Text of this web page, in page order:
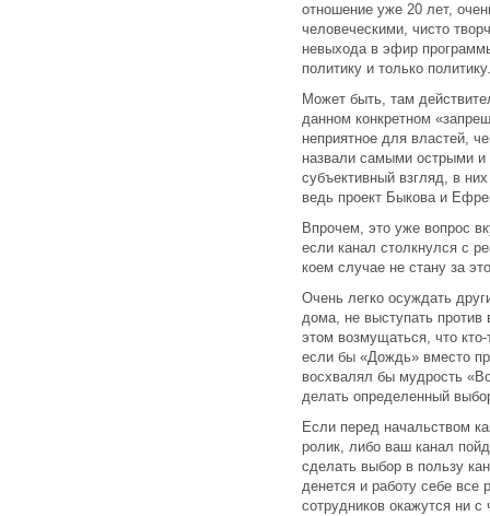
отношение уже 20 лет,
человеческими, чисто
невыхода в эфир
политику и только политику.
Может быть, там
данном конкретном
неприятное для властей,
назвали самыми острыми
субъективный взгляд, в
ведь проект Быкова и
Впрочем, это уже вопрос
если канал столкнулся с
коем случае не стану за
Очень легко осуждать
дома, не выступать против
этом возмущаться, что
если бы «Дождь» вместо
восхвалял бы мудрость
делать определенный
Если перед начальством
ролик, либо ваш канал
сделать выбор в пользу
денется и работу себе все
сотрудников окажутся ни